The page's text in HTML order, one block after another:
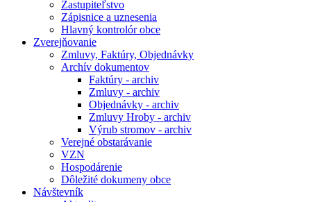
Zastupiteľstvo
Zápisnice a uznesenia
Hlavný kontrolór obce
Zverejňovanie
Zmluvy, Faktúry, Objednávky
Archív dokumentov
Faktúry - archiv
Zmluvy - archiv
Objednávky - archiv
Zmluvy Hroby - archiv
Výrub stromov - archiv
Verejné obstarávanie
VZN
Hospodárenie
Dôležité dokumeny obce
Návštevník